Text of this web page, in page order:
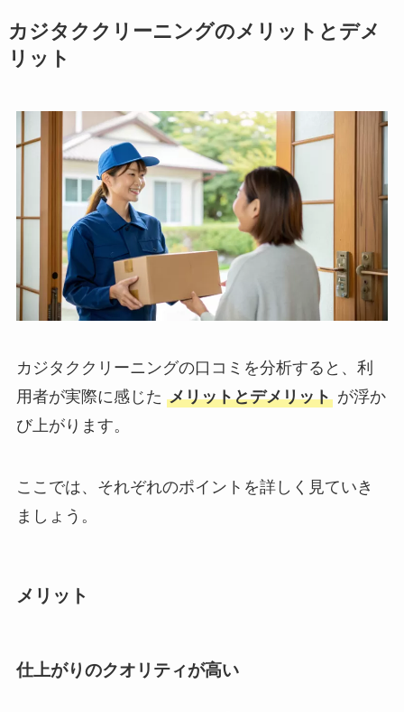
カジタククリーニングのメリットとデメ
リット
カジタククリーニングの口コミを分析すると、利
用者が実際に感じた メリットとデメリットが浮か
び上がります。
ここでは、それぞれのポイントを詳しく見ていき
ましょう。
メリット
仕上がりのクオリティが高い